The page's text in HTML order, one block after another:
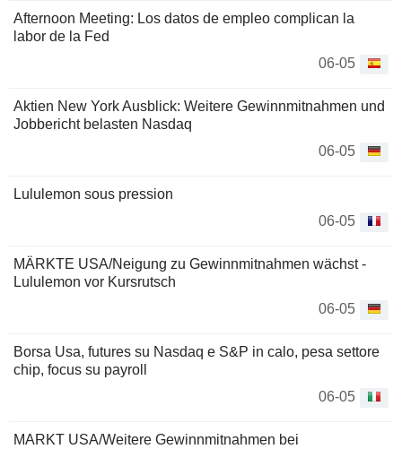
Afternoon Meeting: Los datos de empleo complican la
labor de la Fed
06-05
Aktien New York Ausblick: Weitere Gewinnmitnahmen und
Jobbericht belasten Nasdaq
06-05
Lululemon sous pression
06-05
MÄRKTE USA/Neigung zu Gewinnmitnahmen wächst -
Lululemon vor Kursrutsch
06-05
Borsa Usa, futures su Nasdaq e S&P in calo, pesa settore
chip, focus su payroll
06-05
MARKT USA/Weitere Gewinnmitnahmen bei